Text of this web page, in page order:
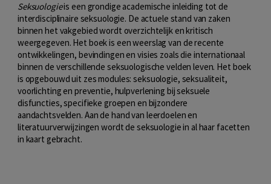
Seksuologieis een grondige academische inleiding tot de
interdisciplinaire seksuologie. De actuele stand van zaken
binnen het vakgebied wordt overzichtelijk en kritisch
weergegeven. Het boek is een weerslag van de recente
ontwikkelingen, bevindingen en visies zoals die internationaal
binnen de verschillende seksuologische velden leven. Het boek
is opgebouwd uit zes modules: seksuologie, seksualiteit,
voorlichting en preventie, hulpverlening bij seksuele
disfuncties, specifieke groepen en bijzondere
aandachtsvelden. Aan de hand van leerdoelen en
literatuurverwijzingen wordt de seksuologie in al haar facetten
in kaart gebracht.